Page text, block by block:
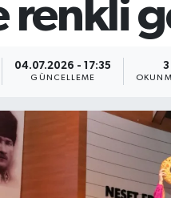
renkli
04.07.2026 - 17:35
GÜNCELLEME
3